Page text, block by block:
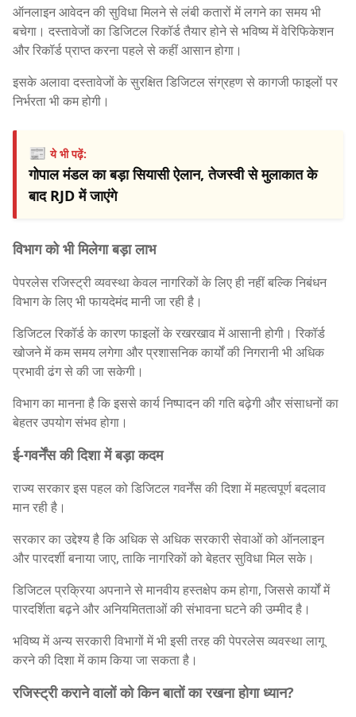
ऑनलाइन आवेदन की सुविधा मिलने से लंबी कतारों में लगने का समय भी
बचेगा। दस्तावेजों का डिजिटल रिकॉर्ड तैयार होने से भविष्य में वेरिफिकेशन
और रिकॉर्ड प्राप्त करना पहले से कहीं आसान होगा।
इसके अलावा दस्तावेजों के सुरक्षित डिजिटल संग्रहण से कागजी फाइलों पर
निर्भरता भी कम होगी।
📰ये भी पढ़ें:
गोपाल मंडल का बड़ा सियासी ऐलान, तेजस्वी से मुलाकात के
बाद RJD में जाएंगे
विभाग को भी मिलेगा बड़ा लाभ
पेपरलेस रजिस्ट्री व्यवस्था केवल नागरिकों के लिए ही नहीं बल्कि निबंधन
विभाग के लिए भी फायदेमंद मानी जा रही है।
डिजिटल रिकॉर्ड के कारण फाइलों के रखरखाव में आसानी होगी। रिकॉर्ड
खोजने में कम समय लगेगा और प्रशासनिक कार्यों की निगरानी भी अधिक
प्रभावी ढंग से की जा सकेगी।
विभाग का मानना है कि इससे कार्य निष्पादन की गति बढ़ेगी और संसाधनों का
बेहतर उपयोग संभव होगा।
ई-गवर्नेंस की दिशा में बड़ा कदम
राज्य सरकार इस पहल को डिजिटल गवर्नेंस की दिशा में महत्वपूर्ण बदलाव
मान रही है।
सरकार का उद्देश्य है कि अधिक से अधिक सरकारी सेवाओं को ऑनलाइन
और पारदर्शी बनाया जाए, ताकि नागरिकों को बेहतर सुविधा मिल सके।
डिजिटल प्रक्रिया अपनाने से मानवीय हस्तक्षेप कम होगा, जिससे कार्यों में
पारदर्शिता बढ़ने और अनियमितताओं की संभावना घटने की उम्मीद है।
भविष्य में अन्य सरकारी विभागों में भी इसी तरह की पेपरलेस व्यवस्था लागू
करने की दिशा में काम किया जा सकता है।
रजिस्ट्री कराने वालों को किन बातों का रखना होगा ध्यान?